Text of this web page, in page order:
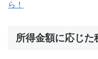
ら！
所得金額に応じた